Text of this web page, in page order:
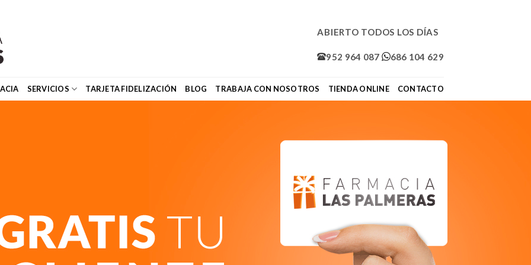
ABIERTO TODOS LOS DÍAS
952 964 087 686 104 629
SERVICIOS TARJETA FIDELIZACIÓN BLOG TRABAJA CON NOSOTROS TIENDA ONLINE CONTACTO